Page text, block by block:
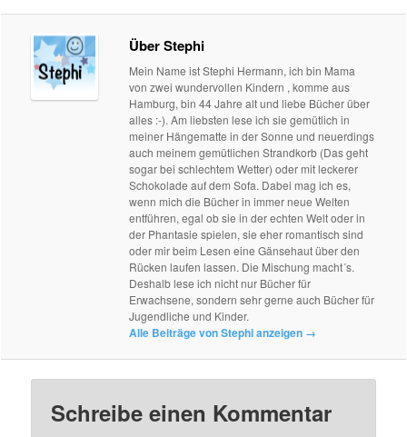
Über Stephi
Mein Name ist Stephi Hermann, ich bin Mama
von zwei wundervollen Kindern , komme aus
Hamburg, bin 44 Jahre alt und liebe Bücher über
alles :-). Am liebsten lese ich sie gemütlich in
meiner Hängematte in der Sonne und neuerdings
auch meinem gemütlichen Strandkorb (Das geht
sogar bei schlechtem Wetter) oder mit leckerer
Schokolade auf dem Sofa. Dabei mag ich es,
wenn mich die Bücher in immer neue Welten
entführen, egal ob sie in der echten Welt oder in
der Phantasie spielen, sie eher romantisch sind
oder mir beim Lesen eine Gänsehaut über den
Rücken laufen lassen. Die Mischung macht´s.
Deshalb lese ich nicht nur Bücher für
Erwachsene, sondern sehr gerne auch Bücher für
Jugendliche und Kinder.
Alle Beiträge von Stephi anzeigen →
Schreibe einen Kommentar